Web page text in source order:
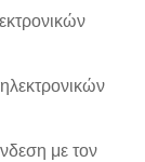
με τον